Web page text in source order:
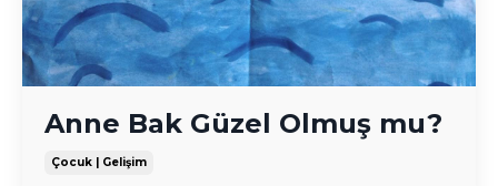
Anne Bak Güzel Olmuş mu?
Çocuk | Gelişim